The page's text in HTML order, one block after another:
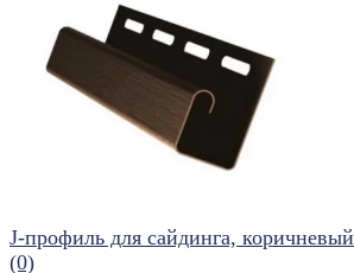
избранное сравнить
J-профиль для сайдинга, коричневый
(0)